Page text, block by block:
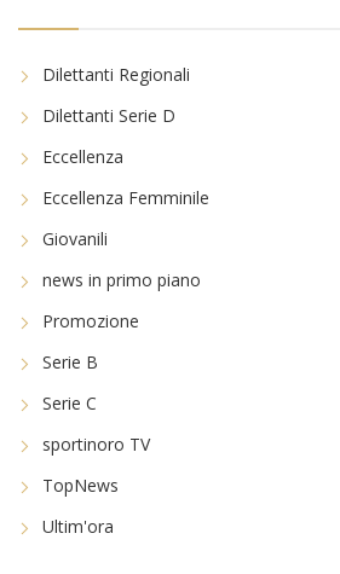
Dilettanti Regionali
Dilettanti Serie D
Eccellenza
Eccellenza Femminile
Giovanili
news in primo piano
Promozione
Serie B
Serie C
sportinoro TV
TopNews
Ultim'ora